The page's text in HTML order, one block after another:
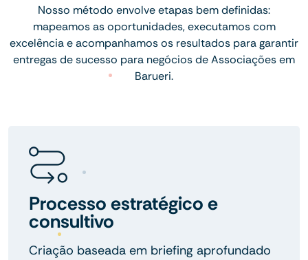
Nosso método envolve etapas bem definidas:
mapeamos as oportunidades, executamos com
excelência e acompanhamos os resultados para garantir
entregas de sucesso para negócios de Associações em
Barueri.
Processo estratégico e
consultivo
Criação baseada em briefing aprofundado